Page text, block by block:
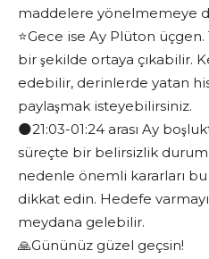
maddelere yönelmemeye
⭐️Gece ise Ay Plüton
bir şekilde ortaya çıkabilir.
edebilir, derinlerde yatan
paylaşmak isteyebilirsiniz.
🌑21:03-01:24 arası Ay
süreçte bir belirsizlik
nedenle önemli kararları bu
dikkat edin. Hedefe varmayı
meydana gelebilir.
🙏Gününüz güzel geçsin!